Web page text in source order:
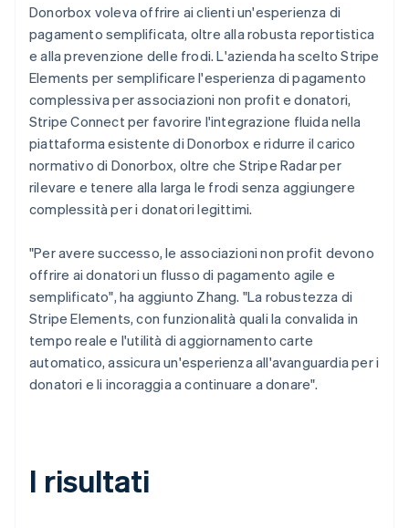
Donorbox voleva offrire ai clienti un'esperienza di
pagamento semplificata, oltre alla robusta reportistica
e alla prevenzione delle frodi. L'azienda ha scelto Stripe
Elements per semplificare l'esperienza di pagamento
complessiva per associazioni non profit e donatori,
Stripe Connect per favorire l'integrazione fluida nella
piattaforma esistente di Donorbox e ridurre il carico
normativo di Donorbox, oltre che Stripe Radar per
rilevare e tenere alla larga le frodi senza aggiungere
complessità per i donatori legittimi.
"Per avere successo, le associazioni non profit devono
offrire ai donatori un flusso di pagamento agile e
semplificato", ha aggiunto Zhang. "La robustezza di
Stripe Elements, con funzionalità quali la convalida in
tempo reale e l'utilità di aggiornamento carte
automatico, assicura un'esperienza all'avanguardia per i
donatori e li incoraggia a continuare a donare".
I risultati